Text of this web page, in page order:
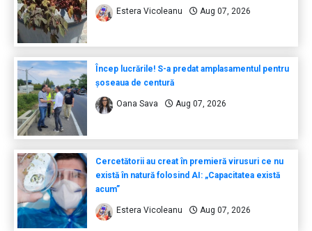
Estera Vicoleanu Aug 07, 2026
Încep lucrările! S-a predat amplasamentul pentru
șoseaua de centură
Oana Sava Aug 07, 2026
Cercetătorii au creat în premieră virusuri ce nu
există în natură folosind AI: „Capacitatea există
acum”
Estera Vicoleanu Aug 07, 2026